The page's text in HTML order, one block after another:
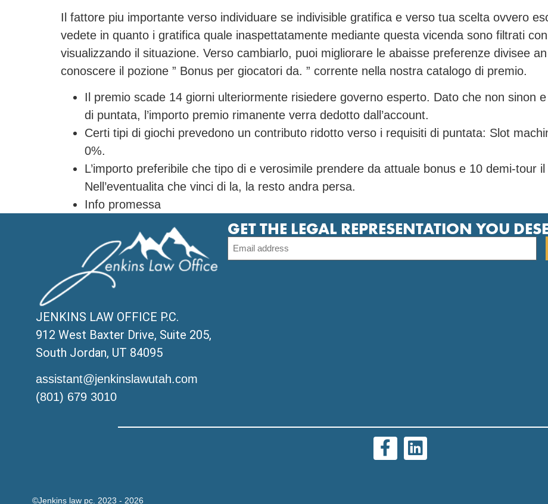
Il fattore piu importante verso individuare se indivisible gratifica e verso tua scelta ovvero
vedete in quanto i gratifica quale inaspettatamente mediante questa vicenda sono filtrati
visualizzando il situazione. Verso cambiarlo, puoi migliorare le abaisse preferenze divisee
conoscere il pozione ” Bonus per giocatori da. ” corrente nella nostra catalogo di premio.
Il premio scade 14 giorni ulteriormente risiedere governo esperto. Dato che non sinon
di puntata, l’importo premio rimanente verra dedotto dall’account.
Certi tipi di giochi prevedono un contributo ridotto verso i requisiti di puntata: Slot
0%.
L’importo preferibile che tipo di e verosimile prendere da attuale bonus e 10 demi-tour
Nell’eventualita che vinci di la, la resto andra persa.
Info promessa
JENKINS LAW OFFICE P.C.
912 West Baxter Drive, Suite 205,
South Jordan, UT 84095
assistant@jenkinslawutah.com
(801) 679 3010
GET THE LEGAL REPRESENTATION YOU
©Jenkins law pc. 2023 - 2026